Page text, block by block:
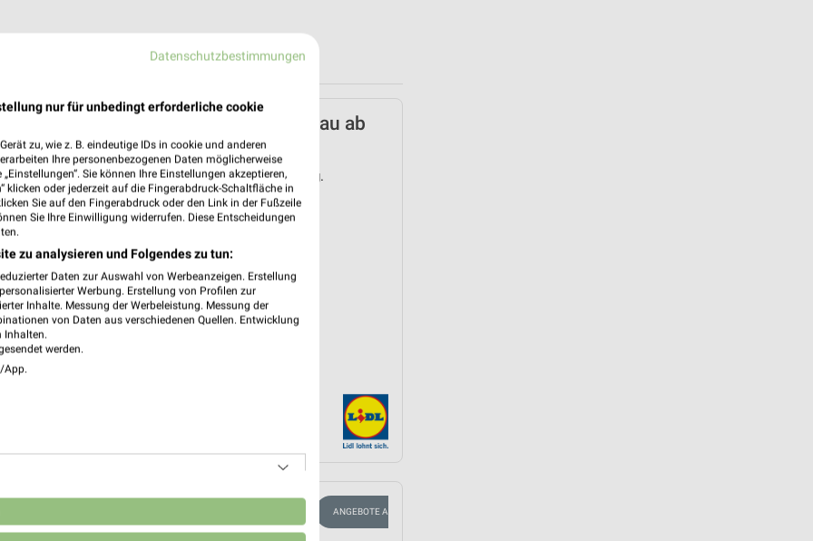
❯
Lidl Prospekt für Burgau ab
Mo. den 03.08.
Gültig von 03. Aug. bis 08. Aug.
📅 Kalendereintrag erstellen
PROSPEKT BLÄTTERN
ANGEBOTE AB FREITAG
Datenschutzbestimmungen
nur für unbedingt erforderliche cookie
zu, wie z. B. eindeutige IDs in cookie und anderen
Ihre personenbezogenen Daten möglicherweise
Sie können Ihre Einstellungen akzeptieren,
klicken oder jederzeit auf die Fingerabdruck-Schaltfläche in
Sie auf den Fingerabdruck oder den Link in der Fußzeile
Sie Ihre Einwilligung widerrufen. Diese Entscheidungen
zu analysieren und Folgendes zu tun:
Daten zur Auswahl von Werbeanzeigen. Erstellung
Werbung. Erstellung von Profilen zur
Inhalte. Messung der Werbeleistung. Messung der
von Daten aus verschiedenen Quellen. Entwicklung
Inhalten.
werden.
App.